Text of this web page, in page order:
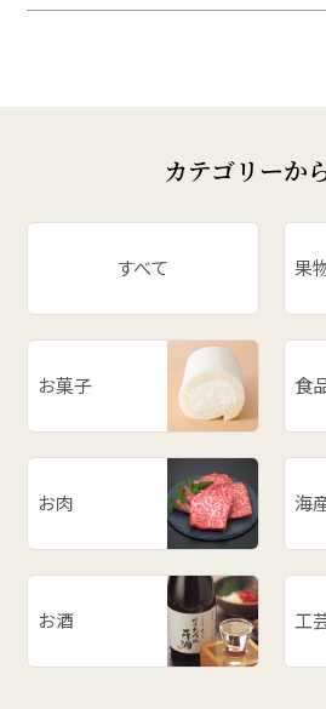
カテゴリーか
すべて 果
お菓子 食
お肉 海
お酒 工